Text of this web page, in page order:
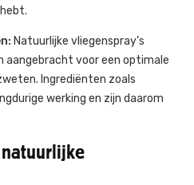
Natuurlijke vliegenspray’s
aangebracht voor een optimale
Ingrediënten zoals
werking en zijn daarom